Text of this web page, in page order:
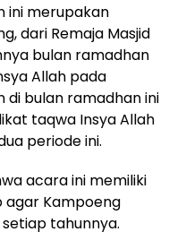
ini merupakan
dari Remaja Masjid
bulan ramadhan
Allah pada
di bulan ramadhan ini
taqwa Insya Allah
periode ini.
acara ini memiliki
agar Kampoeng
tahunnya.